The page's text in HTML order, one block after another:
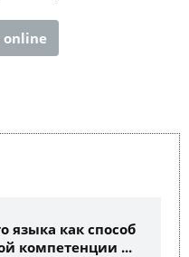
online
языка как способ
компетенции ...